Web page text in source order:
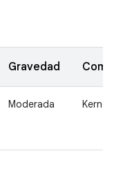
Gravedad
Moderada Kernel